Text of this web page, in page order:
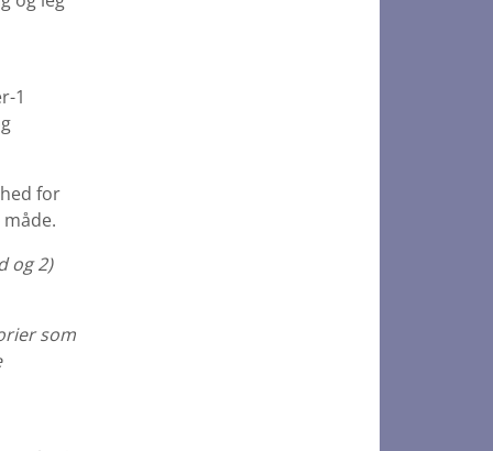
1
for
og 2)
som